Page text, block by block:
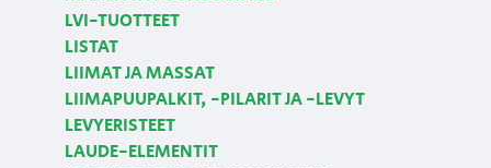
LVI-TUOTTEET
LISTAT
LIIMAT JA MASSAT
LIIMAPUUPALKIT, -PILARIT JA -LEVYT
LEVYERISTEET
LAUDE-ELEMENTIT